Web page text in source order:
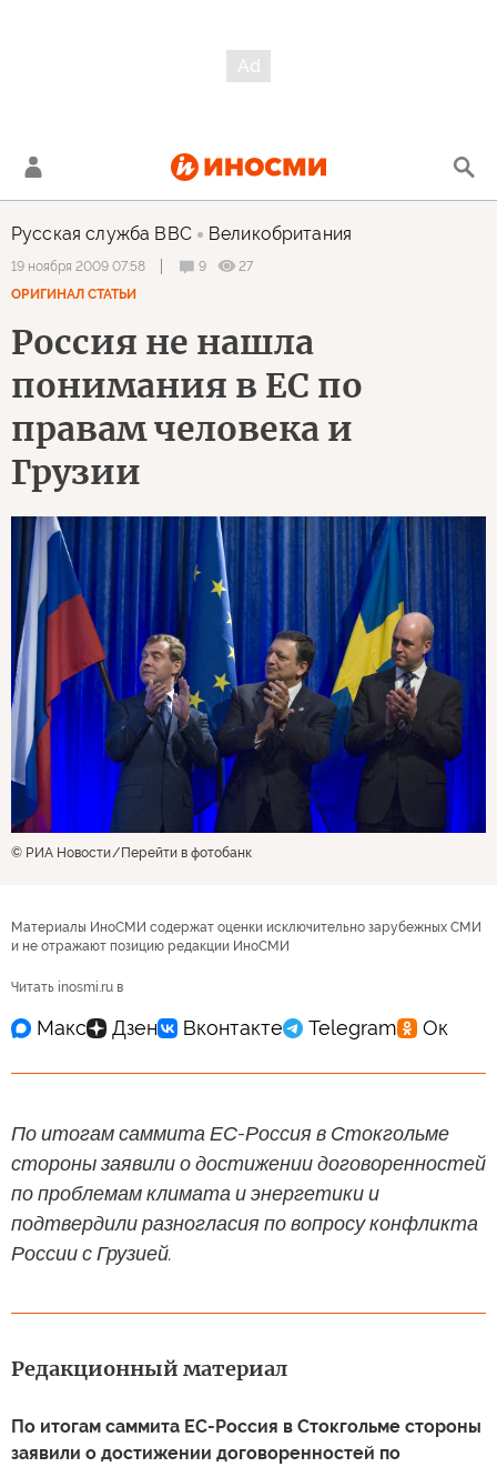
Русская служба BBC Великобритания
19 ноября 2009 07:58 9
27
ОРИГИНАЛ СТАТЬИ
Россия не нашла
понимания в ЕС по
правам человека и
Грузии
© РИА Новости Перейти в фотобанк
Материалы ИноСМИ содержат оценки исключительно зарубежных СМИ
и не отражают позицию редакции ИноСМИ
Читать inosmi.ru в
По итогам саммита ЕС-Россия в Стокгольме
стороны заявили о достижении договоренностей
по проблемам климата и энергетики и
подтвердили разногласия по вопросу конфликта
России с Грузией.
Редакционный материал
По итогам саммита ЕС-Россия в Стокгольме стороны
заявили о достижении договоренностей по